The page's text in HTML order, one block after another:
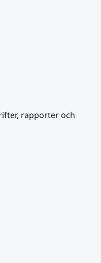
rapporter och